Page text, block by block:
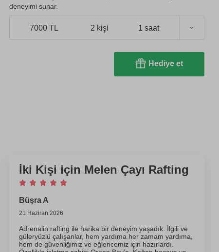
deneyimi sunar.
7000 TL 2 kişi 1 saat
Hediye et
İki Kişi için Melen Çayı Rafting
Büşra A
21 Haziran 2026
Adrenalin rafting ile harika bir deneyim yaşadık. İlgili ve
güleryüzlü çalışanlar, hem yardıma her zamam yardıma,
hem de güvenliğimiz ve eğlencemiz için hazırlardı.